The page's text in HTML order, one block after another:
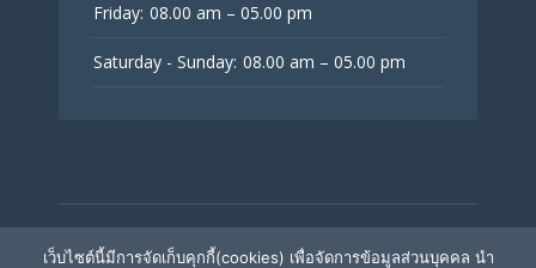
Friday: 08.00 am – 05.00 pm
Saturday - Sunday: 08.00 am – 05.00 pm
© V Fertility Thailand
เว็บไซต์นี้มีการจัดเก็บคุกกี้(cookies) เพื่อจัดการข้อมูลส่วนบุคคล นำ